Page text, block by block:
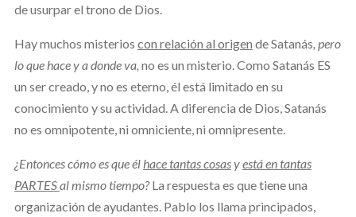
de usurpar el trono de Dios.
Hay muchos misterios con relación al origen de Satanás, pero
lo que hace y a donde va, no es un misterio. Como Satanás ES
un ser creado, y no es eterno, él está limitado en su
conocimiento y su actividad. A diferencia de Dios, Satanás
no es omnipotente, ni omniciente, ni omnipresente.
¿Entonces cómo es que élhace tantas cosasyestá en tantas
PARTESal mismo tiempo?La respuesta es que tiene una
organización de ayudantes. Pablo los llama principados,